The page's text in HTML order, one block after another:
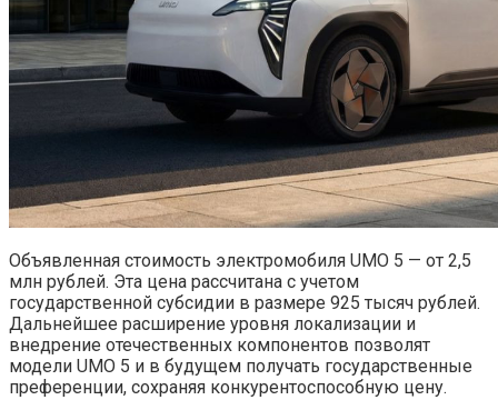
Объявленная стоимость электромобиля UMO 5 — от 2,5
млн рублей. Эта цена рассчитана с учетом
государственной субсидии в размере 925 тысяч рублей.
Дальнейшее расширение уровня локализации и
внедрение отечественных компонентов позволят
модели UMO 5 и в будущем получать государственные
преференции, сохраняя конкурентоспособную цену.